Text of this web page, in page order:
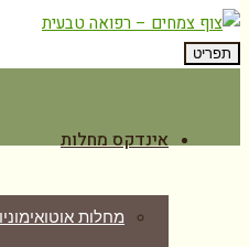
תפריט
אינדקס מחלות
מחלות